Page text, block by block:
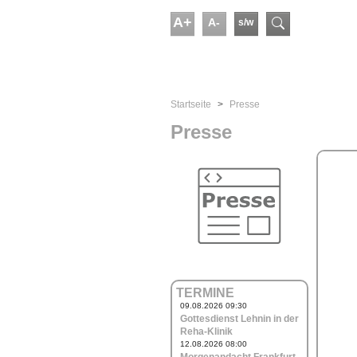
A+ A- s/w
Startseite
Presse
Presse
TERMINE
09.08.2026 09:30
Gottesdienst Lehnin in der
Reha-Klinik
12.08.2026 08:00